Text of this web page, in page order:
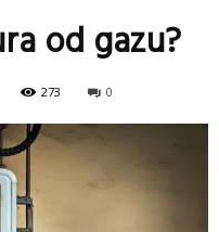
od gazu?
273 0